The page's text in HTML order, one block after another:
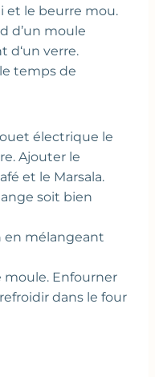
et le beurre mou.
d’un moule
d‘un verre.
temps de
électrique le
Ajouter le
et le Marsala.
soit bien
en mélangeant
moule. Enfourner
dans le four